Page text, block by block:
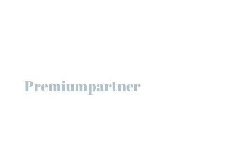
Premiumpartner